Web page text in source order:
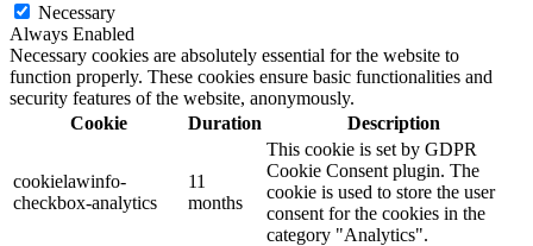
Necessary
Always Enabled
Necessary cookies are absolutely essential for the website to
function properly. These cookies ensure basic functionalities and
security features of the website, anonymously.
Cookie
Duration Description
cookielawinfo-
checkbox-analytics
11
months
This cookie is set by GDPR
Cookie Consent plugin. The
cookie is used to store the user
consent for the cookies in the
category "Analytics".